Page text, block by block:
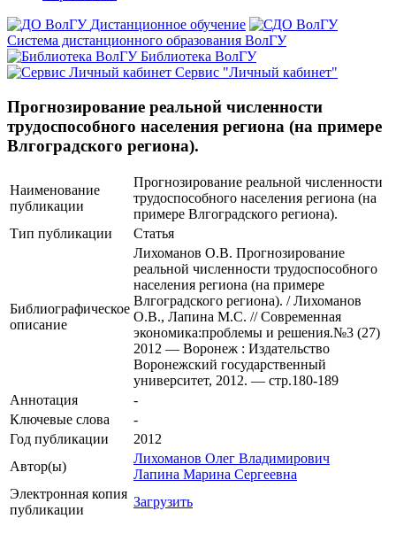
Дистанционное обучение
Система дистанционного образования ВолГУ
Библиотека ВолГУ
Сервис "Личный кабинет"
Прогнозирование реальной численности
трудоспособного населения региона (на примере
Влгоградского региона).
Наименование
публикации
Прогнозирование реальной численности
трудоспособного населения региона (на
примере Влгоградского региона).
Тип публикации
Статья
Библиографическое
описание
Лихоманов О.В. Прогнозирование
реальной численности трудоспособного
населения региона (на примере
Влгоградского региона). / Лихоманов
О.В., Лапина М.С. // Современная
экономика:проблемы и решения.№3 (27)
2012 — Воронеж : Издательство
Воронежский государственный
университет, 2012. — стр.180-189
Аннотация
-
Ключевые cлова
-
Год публикации
2012
Автор(ы)
Лихоманов Олег Владимирович
Лапина Марина Сергеевна
Электронная копия
публикации
Загрузить